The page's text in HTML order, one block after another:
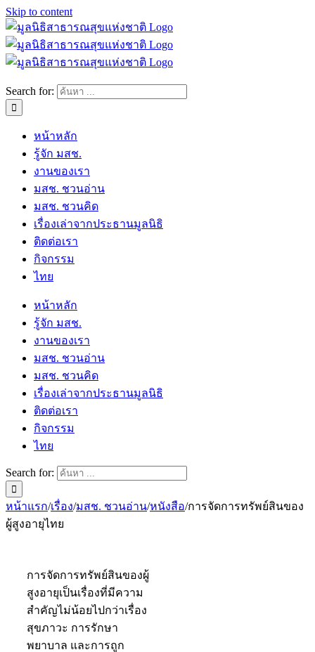
Skip to content
Search for:
หน้าหลัก
รู้จัก มสช.
งานของเรา
มสช. ชวนอ่าน
มสช. ชวนคิด
เรื่องเล่าจากประธานมูลนิธิ
ติดต่อเรา
กิจกรรม
ไทย
หน้าหลัก
รู้จัก มสช.
งานของเรา
มสช. ชวนอ่าน
มสช. ชวนคิด
เรื่องเล่าจากประธานมูลนิธิ
ติดต่อเรา
กิจกรรม
ไทย
Search for:
หน้าแรก/เรื่อง/มสช. ชวนอ่าน/หนังสือ/การจัดการทรัพย์สินของ
ผู้สูงอายุไทย
การจัดการทรัพย์สินของผู้
สูงอายุเป็นเรื่องที่มีความ
สำคัญไม่น้อยไปกว่าเรื่อง
สุขภาวะ การรักษา
พยาบาล และการถูก